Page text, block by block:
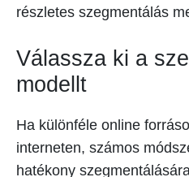
részletes szegmentálás
Válassza ki a
modellt
Ha különféle online
interneten, számos
hatékony